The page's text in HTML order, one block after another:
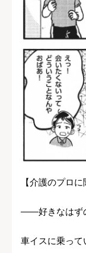
【介護のプロに
――好きなはず
車イスに乗って